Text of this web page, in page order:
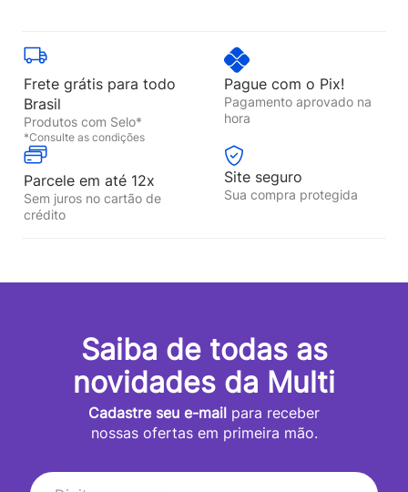
Frete grátis para todo
Brasil
Produtos com Selo*
*Consulte as condições
Pague com o Pix!
Pagamento aprovado na
hora
Parcele em até 12x
Sem juros no cartão de
crédito
Site seguro
Sua compra protegida
Saiba de todas as
novidades da Multi
Cadastre seu e-mail para receber
nossas ofertas em primeira mão.